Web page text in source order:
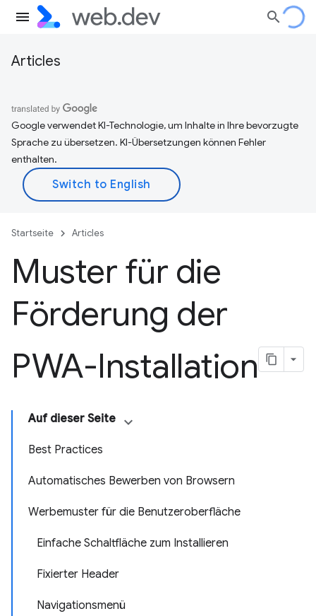
Articles
Google verwendet KI-Technologie, um Inhalte in Ihre bevorzugte
Sprache zu übersetzen. KI-Übersetzungen können Fehler
enthalten.
Startseite Articles
Muster für die
Förderung der
PWA-Installation
Auf dieser Seite
Best Practices
Automatisches Bewerben von Browsern
Werbemuster für die Benutzeroberfläche
Einfache Schaltfläche zum Installieren
Fixierter Header
Navigationsmenü